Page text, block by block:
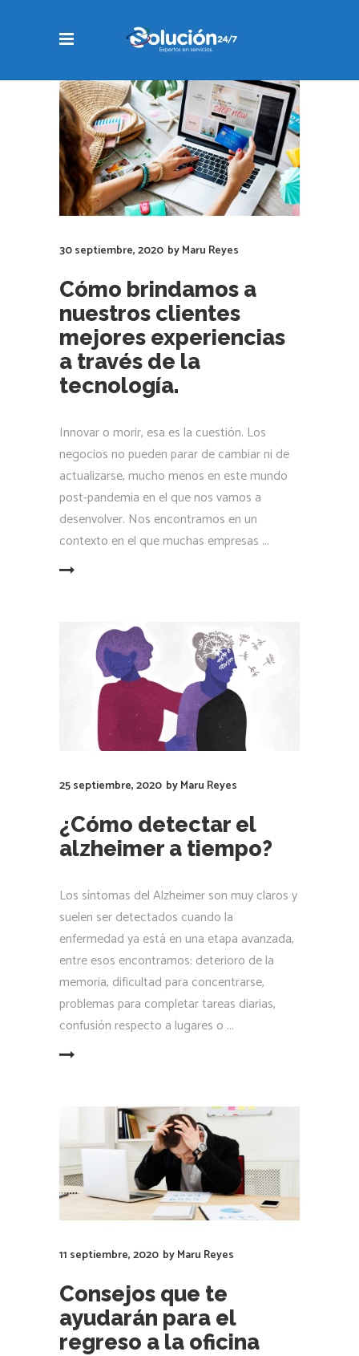
30 septiembre, 2020 byMaru Reyes
Cómo brindamos a
nuestros clientes
mejores experiencias
a través de la
tecnología.
Innovar o morir, esa es la cuestión. Los
negocios no pueden parar de cambiar ni de
actualizarse, mucho menos en este mundo
post-pandemia en el que nos vamos a
desenvolver. Nos encontramos en un
contexto en el que muchas empresas
25 septiembre, 2020 byMaru Reyes
¿Cómo detectar el
alzheimer a tiempo?
Los síntomas del Alzheimer son muy claros y
suelen ser detectados cuando la
enfermedad ya está en una etapa avanzada,
entre esos encontramos: deterioro de la
memoria, dificultad para concentrarse,
problemas para completar tareas diarias,
confusión respecto a lugares o
11 septiembre, 2020 byMaru Reyes
Consejos que te
ayudarán para el
regreso a la oficina